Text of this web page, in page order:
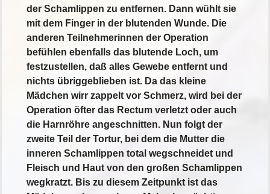
der Schamlippen zu entfernen. Dann wühlt sie
mit dem Finger in der blutenden Wunde. Die
anderen Teilnehmerinnen der Operation
befühlen ebenfalls das blutende Loch, um
festzustellen, daß alles Gewebe entfernt und
nichts übriggeblieben ist. Da das kleine
Mädchen wirr zappelt vor Schmerz, wird bei der
Operation öfter das Rectum verletzt oder auch
die Harnröhre angeschnitten. Nun folgt der
zweite Teil der Tortur, bei dem die Mutter die
inneren Schamlippen total wegschneidet und
Fleisch und Haut von den großen Schamlippen
wegkratzt. Bis zu diesem Zeitpunkt ist das